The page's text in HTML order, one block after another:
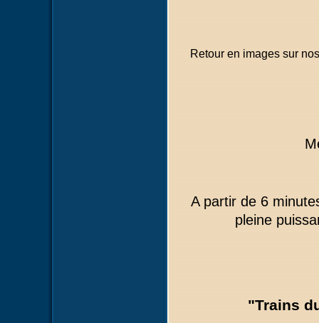
Retour en images sur
A partir de 6
pleine
"Trains